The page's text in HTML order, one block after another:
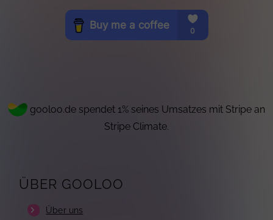
gooloo.de spendet 1% seines Umsatzes mit Stripe an
Stripe Climate.
ÜBER GOOLOO
Über uns